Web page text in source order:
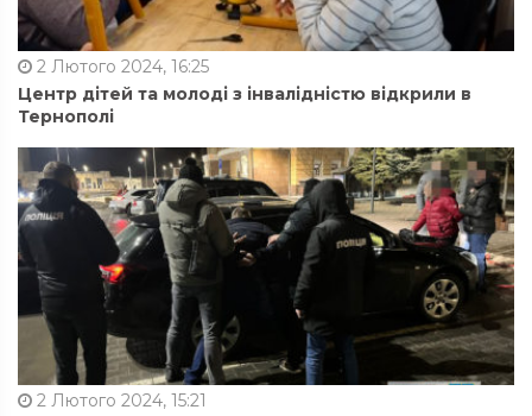
2 Лютого 2024, 16:25
Центр дітей та молоді з інвалідністю відкрили в
Тернополі
2 Лютого 2024, 15:21